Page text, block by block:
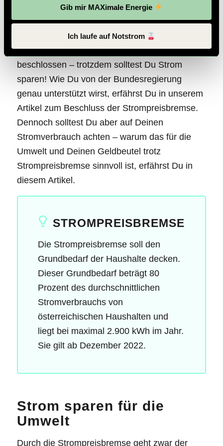
Gib mir MAXimale Energie
Ich laufe auf Notstrom
Die Strompreisbremse in Österreich ist
beschlossen – trotzdem solltest Du Strom
sparen! Wie Du von der Bundesregierung
genau unterstützt wirst, erfährst Du in unserem
Artikel zum Beschluss der Strompreisbremse.
Dennoch solltest Du aber auf Deinen
Stromverbrauch achten – warum das für die
Umwelt und Deinen Geldbeutel trotz
Strompreisbremse sinnvoll ist, erfährst Du in
diesem Artikel.
STROMPREISBREMSE
Die Strompreisbremse soll den
Grundbedarf der Haushalte decken.
Dieser Grundbedarf beträgt 80
Prozent des durchschnittlichen
Stromverbrauchs von
österreichischen Haushalten und
liegt bei maximal 2.900 kWh im Jahr.
Sie gilt ab Dezember 2022.
Strom sparen für die
Umwelt
Durch die Strompreisbremse geht zwar der